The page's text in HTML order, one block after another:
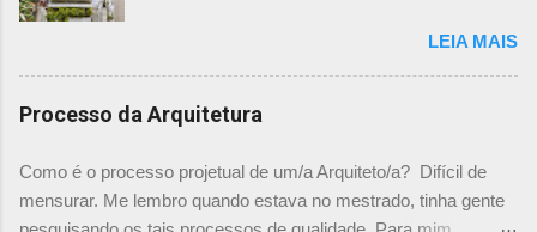
ficassem tão simpáticos! Mas olhando com
mais foco, me veio a segunda referência. Na
verdade as fachadas da frente e fundos são
como segundas peles, floreiras que criam um
prédio. Justo como a casa do colega Oscar
Muller. Eu juro que tenho fotos no computador,
LEIA MAIS
Processo da Arquitetura
Como é o processo projetual de um/a Arquiteto/a? Difícil de
mensurar. Me lembro quando estava no mestrado, tinha gente